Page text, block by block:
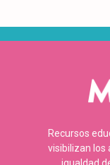
Recursos
visibilizan los
igualdad